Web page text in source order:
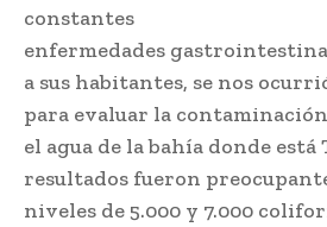
constantes
enfermedades
a sus habitantes, se nos
para evaluar la
el agua de la bahía donde está
resultados fueron
niveles de 5.000 y 7.000